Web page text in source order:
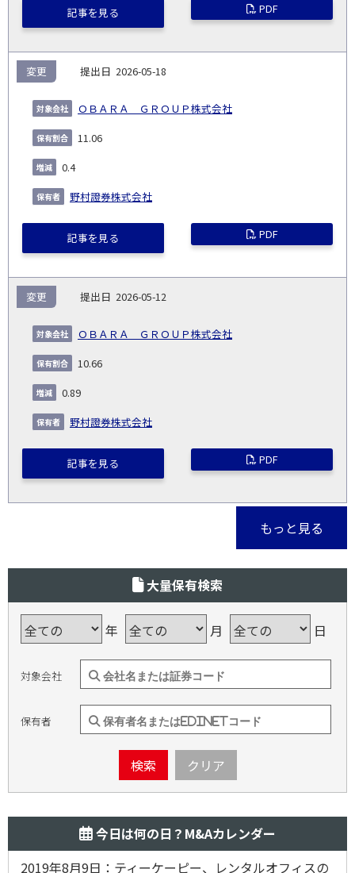
記事を見る PDF
2026-05-18
ＯＢＡＲＡ ＧＲＯＵＰ株式会社
変更
11.06
0.4
野村證券株式会社
記事を見る PDF
2026-05-12
ＯＢＡＲＡ ＧＲＯＵＰ株式会社
変更
10.66
0.89
野村證券株式会社
記事を見る PDF
もっと見る
大量保有検索
年 月 日
対象会社
保有者
検索 クリア
今日は何の日？M&Aカレンダー
2019年8月9日：ティーケーピー、レンタルオフィスの